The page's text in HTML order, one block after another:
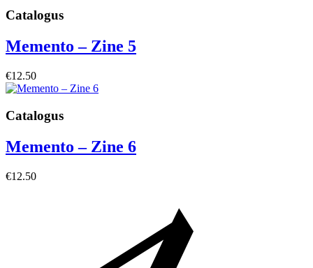
Catalogus
Memento – Zine 5
€12.50
Catalogus
Memento – Zine 6
€12.50